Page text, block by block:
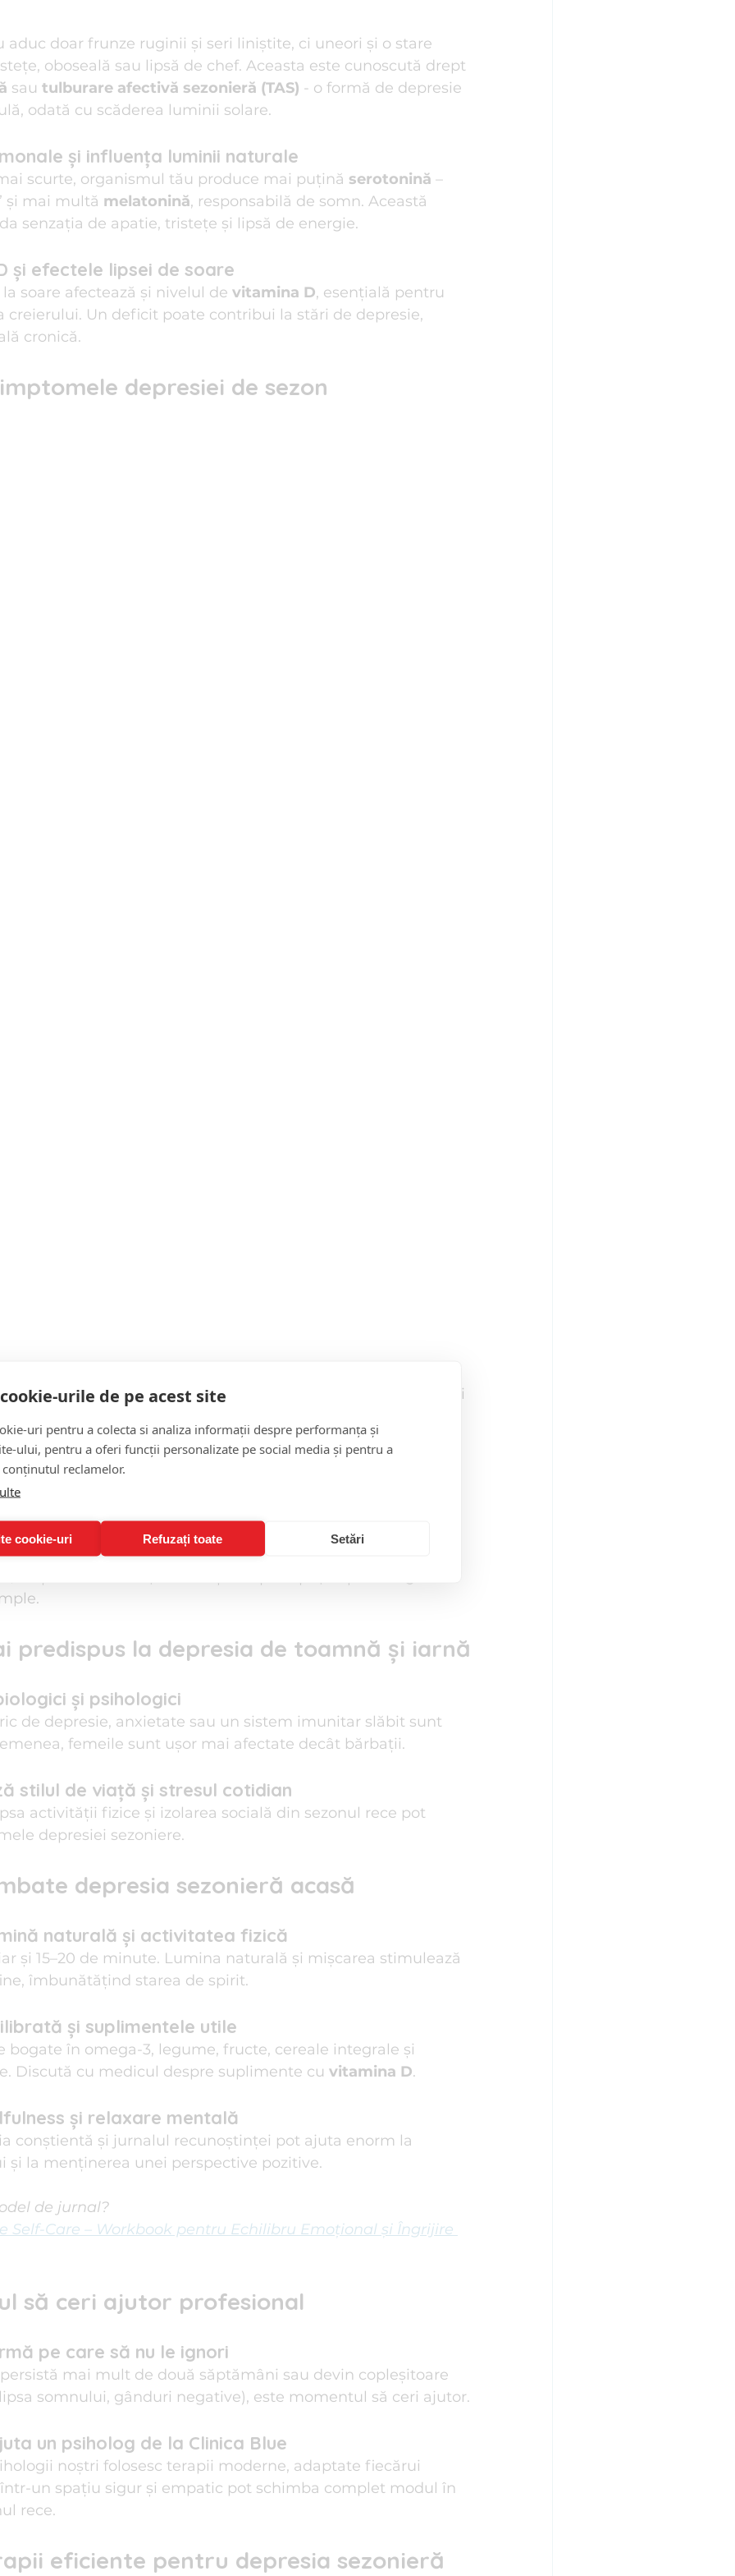
urile de pe acest site
uri pentru a colecta si analiza informații despre performanța și
ului, pentru a oferi funcții personalizate pe social media și pentru a
reclamelor.
cookie-uri Refuzați toate Setări
de familie Reiki I Terapii Alternative Relații de Cuplu Stiluri de Atașament
anti-stres
aduc doar frunze ruginii și seri liniștite, ci uneori și o stare
oboseală sau lipsă de chef. Aceasta este cunoscută drept
sau tulburare afectivă sezonieră (TAS) - o formă de depresie
odată cu scăderea luminii solare.
și influența luminii naturale
scurte, organismul tău produce mai puțină serotonină –
și mai multă melatonină, responsabilă de somn. Această
senzația de apatie, tristețe și lipsă de energie.
și efectele lipsei de soare
soare afectează și nivelul de vitamina D, esențială pentru
creierului. Un deficit poate contribui la stări de depresie,
cronică.
depresiei de sezon
și lipsa motivației
mai trist(ă), mai iritabil(ă) sau mai puțin motivat(ă) să faci
îți aduceau bucurie.
și apetit crescut
somn prelungit, poftă crescută de carbohidrați și
de compensare a lipsei de energie.
și retragerea socială
eviți întâlnirile cu prietenii și simți că îți lipsește energia
predispus la depresia de toamnă și iarnă
și psihologici
de depresie, anxietate sau un sistem imunitar slăbit sunt
femeile sunt ușor mai afectate decât bărbații.
stilul de viață și stresul cotidian
activității fizice și izolarea socială din sezonul rece pot
depresiei sezoniere.
depresia sezonieră acasă
naturală și activitatea fizică
și 15–20 de minute. Lumina naturală și mișcarea stimulează
îmbunătățind starea de spirit.
și suplimentele utile
bogate în omega-3, legume, fructe, cereale integrale și
Discută cu medicul despre suplimente cu vitamina D.
și relaxare mentală
conștientă și jurnalul recunoștinței pot ajuta enorm la
și la menținerea unei perspective pozitive.
de jurnal?
Self-Care – Workbook pentru Echilibru Emoțional și Îngrijire
să ceri ajutor profesional
pe care să nu le ignori
mai mult de două săptămâni sau devin copleșitoare
somnului, gânduri negative), este momentul să ceri ajutor.
un psiholog de la Clinica Blue
noștri folosesc terapii moderne, adaptate fiecărui
un spațiu sigur și empatic pot schimba complet modul în
rece.
eficiente pentru depresia sezonieră